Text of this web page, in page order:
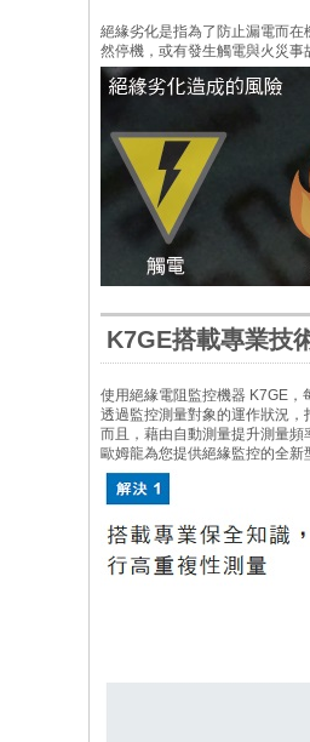
絕緣劣化是指為了防止漏電而
然停機，或有發生觸電與火災事
K7GE搭載專業技
使用絕緣電阻監控機器 K7GE
透過監控測量對象的運作狀況
而且，藉由自動測量提升測量
歐姆龍為您提供絕緣監控的全新